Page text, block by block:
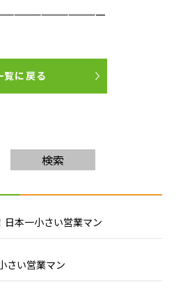
覧に戻る
検索
日本一小さい営業マン
さい営業マン